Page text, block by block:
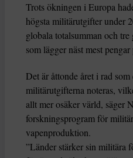
Trots ökningen i Europa
högsta militärutgifter under
globala totalsumman och
som lägger näst mest
Det är åttonde året i rad
militärutgifterna noteras,
allt mer osäker värld, säger
forskningsprogram för
vapenproduktion.
”Länder stärker sin militära